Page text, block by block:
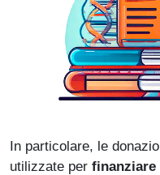
In particolare, le
utilizzate per finanziare